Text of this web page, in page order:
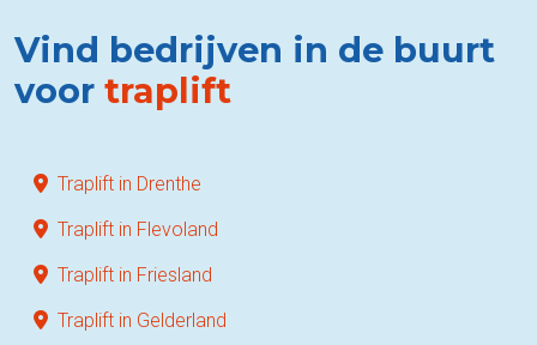
Vind bedrijven in de buurt
voor traplift
Traplift in Drenthe
Traplift in Flevoland
Traplift in Friesland
Traplift in Gelderland